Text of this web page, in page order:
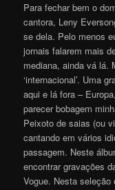
Para fechar bem o
cantora, Leny
se dela. Pelo menos
jornais falarem mais
mediana, ainda vá lá.
‘internacional’. Uma
aqui e lá fora –
parecer bobagem
Peixoto de saias (ou
cantando em vários
passagem. Neste
encontrar gravações
Vogue. Nesta